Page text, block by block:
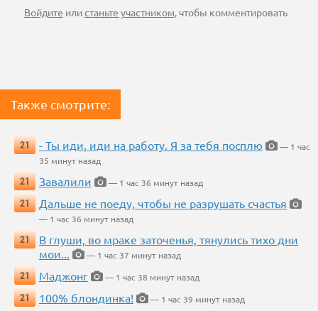
Войдите илистаньте участником, чтобы комментировать
Также смотрите:
21 - Ты иди, иди на работу. Я за тебя посплю
— 1 час
35 минут назад
21
Завалили
— 1 час 36 минут назад
21
Дальше не поеду, чтобы не разрушать счастья
— 1 час 36 минут назад
21
В глуши, во мраке заточенья, тянулись тихо дни
мои...
— 1 час 37 минут назад
21
Маджонг
— 1 час 38 минут назад
21
100% блондинка!
— 1 час 39 минут назад